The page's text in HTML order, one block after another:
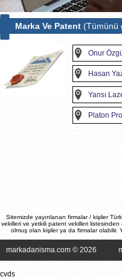
Marka Ve Patent (Tümünü
Onur
Hasan
Yansı
Platon
Sitemizde yayınlanan firmalar / kişiler
vekilleri ve yetkili patent vekilleri listesinden
olmuş olan kişiler ya da firmalar olabilir.
markadanisma.com © 2026
cvds